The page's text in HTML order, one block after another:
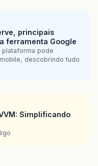
principais
ferramenta Google
plataforma pode
descobrindo tudo
Simplificando